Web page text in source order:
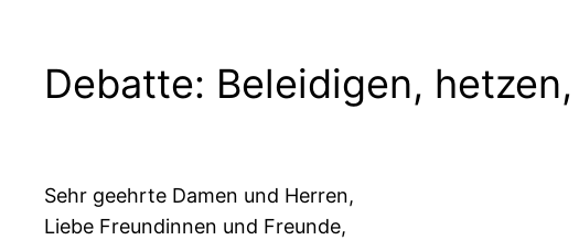
Debatte: Beleidigen,
Sehr geehrte Damen und Herren,
Liebe Freundinnen und Freunde,